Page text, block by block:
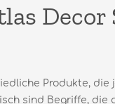
Decor
Produkte, die
sind Begriffe, die